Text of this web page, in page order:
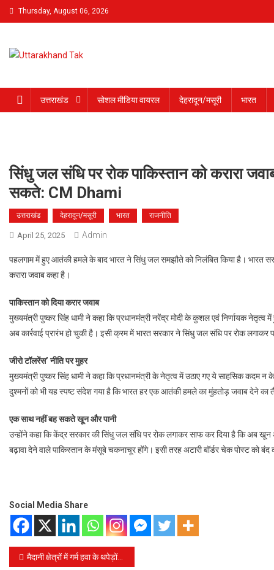
Skip
to
Thursday, August 06, 2026
उत्तराखंड सोशल मीडिया वायरल देहरादून/मसूरी भारत
सिंधु जल संधि पर रोक पाकिस्तान को करारा
सकते: CM Dhami
उत्तराखंड देहरादून/मसूरी भारत राजनीति
April 25, 2025 Admin
पहलगाम में हुए आतंकी हमले के बाद भारत ने सिंधु जल समझौते को निलंबित किया है। भारत
करारा जवाब कहा है।
पाकिस्तान को दिया करार जवाब
मुख्यमंत्री पुष्कर सिंह धामी ने कहा कि प्रधानमंत्री नरेंद्र मोदी के कुशल एवं निर्णायक
अब कार्रवाई प्रारंभ हो चुकी है। इसी क्रम में भारत सरकार ने सिंधु जल संधि पर रोक लगाकर
जीरो टॉलरेंस’ नीति पर मुहर
मुख्यमंत्री पुष्कर सिंह धामी ने कहा कि प्रधानमंत्री के नेतृत्व में उठाए गए ये साहसिक कदम
दुश्मनों को भी यह स्पष्ट संदेश गया है कि भारत हर एक आतंकी हमले का मुंहतोड़ जवाब देने का
एक साथ नहीं बह सकते खून और पानी
उन्होंने कहा कि केंद्र सरकार की सिंधु जल संधि पर रोक लगाकर साफ कर दिया है कि अब
बढ़ावा देने वाले पाकिस्तान के मंसूबे चकनाचूर होंगे। इसी तरह अटारी बॉर्डर चेक पोस्ट को
Social Media Share
Post
मैदानी क्षेत्रों में गर्म हवा के थपेड़ों ने किया बेहाल, पारा 40; आज गर्मी से राहत के आसार